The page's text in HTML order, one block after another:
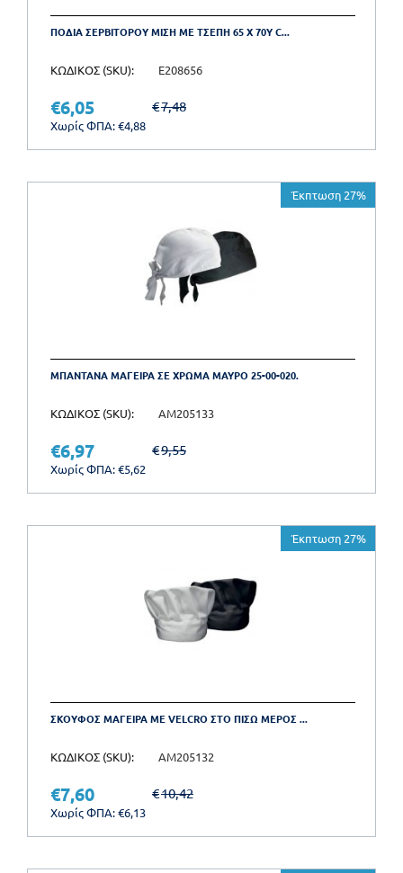
ΠΟΔΙΑ ΣΕΡΒΙΤΟΡΟΥ ΜΙΣΗ ΜΕ ΤΣΕΠΗ 65 X 70Y C...
ΚΩΔΙΚΟΣ (SKU): E208656
€7,48
€6,05
Χωρίς ΦΠΑ:€4,88
Έκπτωση 27%
ΜΠΑΝΤΑΝΑ ΜΑΓΕΙΡΑ ΣΕ ΧΡΩΜΑ ΜΑΥΡΟ 25-00-020.
ΚΩΔΙΚΟΣ (SKU): AM205133
€9,55
€6,97
Χωρίς ΦΠΑ:€5,62
Έκπτωση 27%
ΣΚΟΥΦΟΣ ΜΑΓΕΙΡΑ ΜΕ VELCRO ΣΤΟ ΠΙΣΩ ΜΕΡΟΣ ...
ΚΩΔΙΚΟΣ (SKU): AM205132
€10,42
€7,60
Χωρίς ΦΠΑ:€6,13